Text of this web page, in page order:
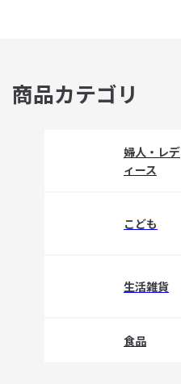
商品カテゴリ
婦人・レデ
ィース
こども
生活雑貨
食品